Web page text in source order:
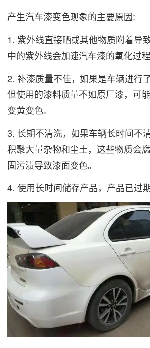
产生汽车漆变色现象的主要原因:
1. 紫外线直接晒或其他物质附着导
中的紫外线会加速汽车漆的氧化过程
2. 补漆质量不佳，如果是车辆进行
但使用的漆料质量不如原厂漆，可
变黄变色。
3. 长期不清洗，如果车辆长时间不
积聚大量杂物和尘土，这些物质会
固污渍导致漆面变色。
4. 使用长时间储存产品，产品已过